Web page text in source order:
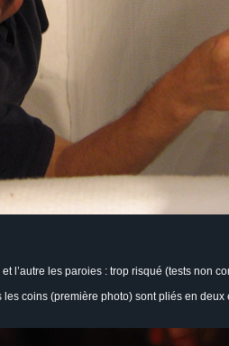
l’autre les paroies : trop risqué (tests non
les coins (première photo) sont pliés en